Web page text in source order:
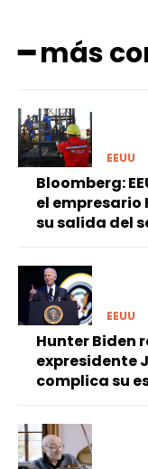
━ más
EEUU
Bloomberg:
el empresario
su salida del
EEUU
Hunter Biden
expresidente
complica su